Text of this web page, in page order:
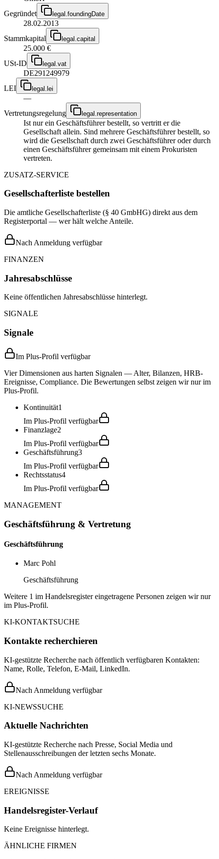
Gegründet
legal.foundingDate
28.02.2013
Stammkapital
legal.capital
25.000 €
USt-ID
legal.vat
DE291249979
LEI
legal.lei
—
Vertretungsregelung
legal.representation
Ist nur ein Geschäftsführer bestellt, so vertritt er die
Gesellschaft allein. Sind mehrere Geschäftsführer bestellt, so
wird die Gesellschaft durch zwei Geschäftsführer oder durch
einen Geschäftsführer gemeinsam mit einem Prokuristen
vertreten.
ZUSATZ-SERVICE
Gesellschafterliste bestellen
Die amtliche Gesellschafterliste (§ 40 GmbHG) direkt aus dem
Registerportal — wer hält welche Anteile.
Nach Anmeldung verfügbar
FINANZEN
Jahresabschlüsse
Keine öffentlichen Jahresabschlüsse hinterlegt.
SIGNALE
Signale
Im Plus-Profil verfügbar
Vier Dimensionen aus harten Signalen — Alter, Bilanzen, HRB-
Ereignisse, Compliance. Die Bewertungen selbst zeigen wir nur im
Plus-Profil.
Kontinuität1
Im Plus-Profil verfügbar
Finanzlage2
Im Plus-Profil verfügbar
Geschäftsführung3
Im Plus-Profil verfügbar
Rechtsstatus4
Im Plus-Profil verfügbar
MANAGEMENT
Geschäftsführung & Vertretung
Geschäftsführung
Marc Pohl
Geschäftsführung
Weitere 1 im Handelsregister eingetragene Personen zeigen wir nur
im Plus-Profil.
KI-KONTAKTSUCHE
Kontakte recherchieren
KI-gestützte Recherche nach öffentlich verfügbaren Kontakten:
Name, Rolle, Telefon, E-Mail, LinkedIn.
Nach Anmeldung verfügbar
KI-NEWSSUCHE
Aktuelle Nachrichten
KI-gestützte Recherche nach Presse, Social Media und
Stellenausschreibungen der letzten sechs Monate.
Nach Anmeldung verfügbar
EREIGNISSE
Handelsregister-Verlauf
Keine Ereignisse hinterlegt.
ÄHNLICHE FIRMEN